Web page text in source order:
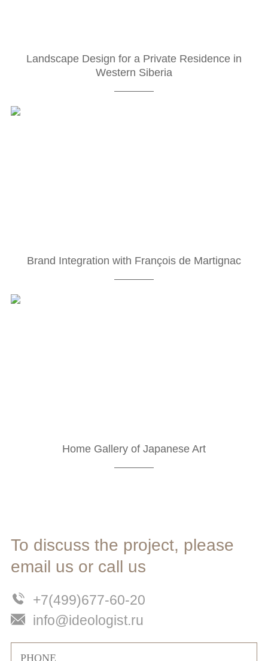
Landscape Design for a Private Residence in
Western Siberia
Brand Integration with François de Martignac
Home Gallery of Japanese Art
To discuss the project, please
email us or call us
+7(499)677-60-20
info@ideologist.ru